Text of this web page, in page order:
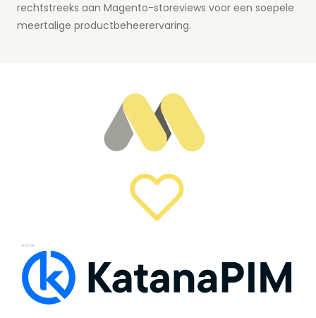
rechtstreeks aan Magento-storeviews voor een soepele
meertalige productbeheerervaring.